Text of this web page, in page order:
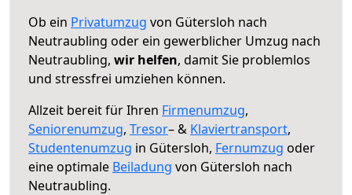
Ob ein Privatumzug von Gütersloh nach
Neutraubling oder ein gewerblicher Umzug nach
Neutraubling, wir helfen, damit Sie problemlos
und stressfrei umziehen können.
Allzeit bereit für Ihren Firmenumzug,
Seniorenumzug, Tresor– & Klaviertransport,
Studentenumzug in Gütersloh, Fernumzug oder
eine optimale Beiladung von Gütersloh nach
Neutraubling.